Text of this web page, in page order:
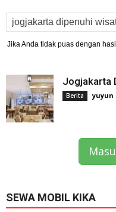
Jika Anda tidak puas dengan
Jogjakarta
Berita
SEWA MOBIL KIKA